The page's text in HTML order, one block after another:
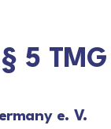
5 TMG
e. V.